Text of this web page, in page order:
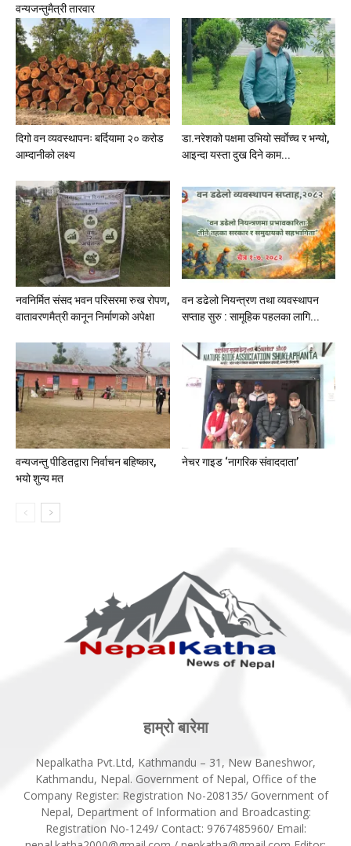
वन्यजन्तुमैत्री तारवार
दिगो वन व्यवस्थापनः बर्दियामा २० करोड
आम्दानीको लक्ष्य
डा.नरेशको पक्षमा उभियो सर्वाेच्च र भन्यो,
आइन्दा यस्ता दुख दिने काम...
नवनिर्मित संसद भवन परिसरमा रुख रोपण,
वातावरणमैत्री कानून निर्माणको अपेक्षा
वन डढेलो नियन्त्रण तथा व्यवस्थापन
सप्ताह सुरु : सामूहिक पहलका लागि...
वन्यजन्तु पीडितद्वारा निर्वाचन बहिष्कार,
भयो शुन्य मत
नेचर गाइड ‘नागरिक संवाददाता’
हाम्रो बारेमा
Nepalkatha Pvt.Ltd, Kathmandu – 31, New Baneshwor,
Kathmandu, Nepal. Government of Nepal, Office of the
Company Register: Registration No-208135/ Government of
Nepal, Department of Information and Broadcasting:
Registration No-1249/ Contact: 9767485960/ Email: